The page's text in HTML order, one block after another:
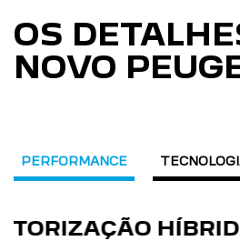
OS
NOVO
PERFORMANCE
MOTOR TURBO 200